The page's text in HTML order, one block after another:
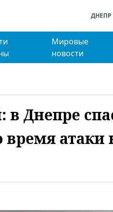
ДНЕПР
Мировые
новости
в Днепре
атаки